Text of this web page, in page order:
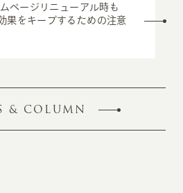
ページリニューアル時も
果をキープするための注意
& COLUMN